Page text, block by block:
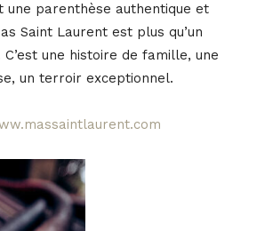
une parenthèse authentique et
Saint Laurent est plus qu’un
une histoire de famille, une
un terroir exceptionnel.